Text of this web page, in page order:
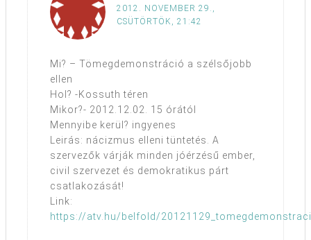
2012. NOVEMBER 29.,
CSÜTÖRTÖK, 21:42
Mi? – Tömegdemonstráció a szélsőjobb
ellen
Hol? -Kossuth téren
Mikor?- 2012.12.02. 15 órától
Mennyibe kerül? ingyenes
Leirás: nácizmus elleni tüntetés. A
szervezők várják minden jóérzésű ember,
civil szervezet és demokratikus párt
csatlakozását!
Link:
https://atv.hu/belfold/